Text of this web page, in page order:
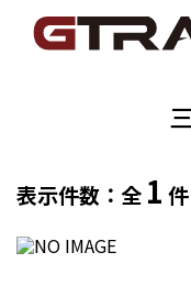
表示件数：全 1 件